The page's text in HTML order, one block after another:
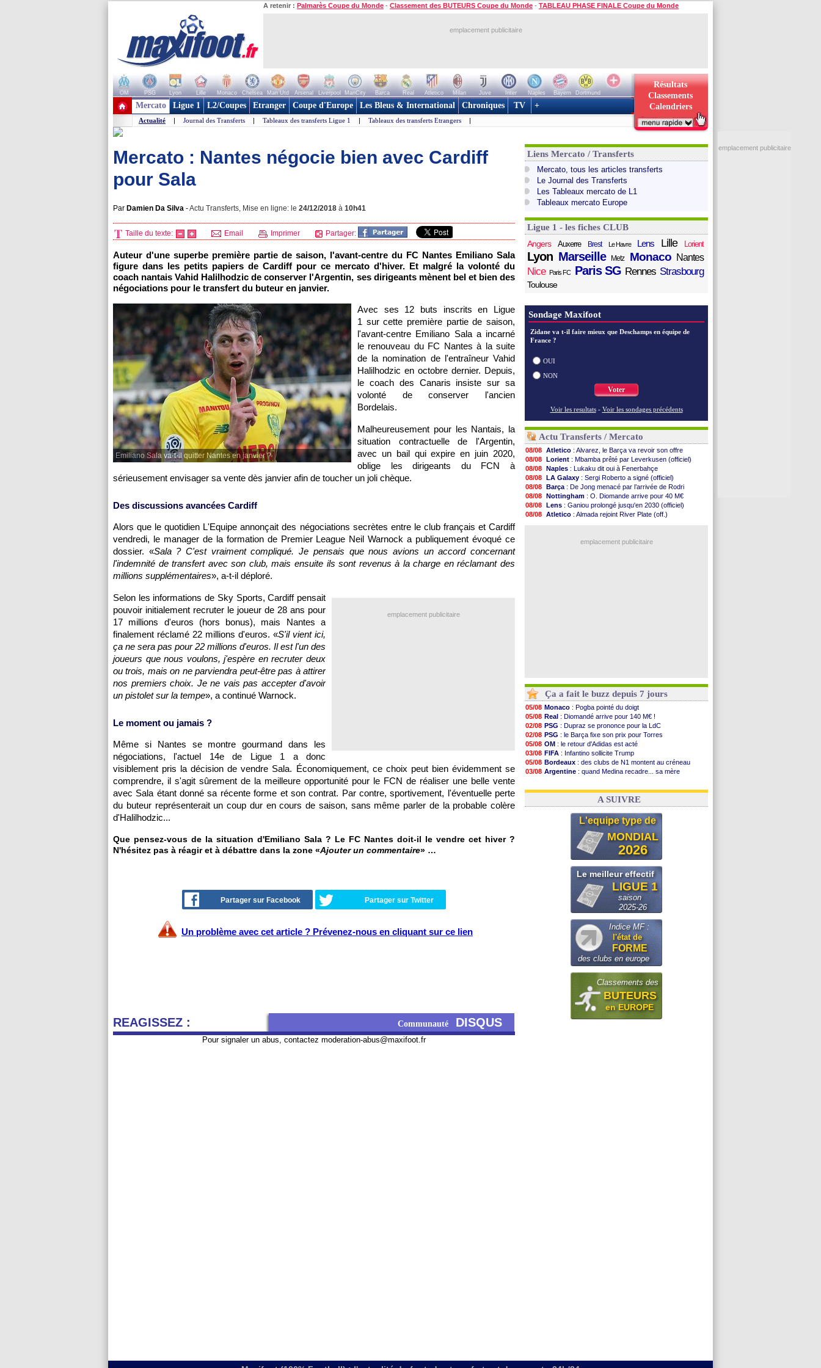
A retenir : Palmarès Coupe du Monde - Classement des BUTEURS Coupe du Monde - TABLEAU PHASE FINALE Coupe du Monde
emplacement publicitaire
OM PSG Lyon Lille Monaco Chelsea Man Utd Arsenal Liverpool ManCity Barca Real Atletico Milan Juve Inter Naples Bayern
Dortmund
+ de clubs
Résultats
Classements
Calendriers
Mercato Ligue 1 L2/Coupes Etranger Coupe d'Europe Les Bleus & International Chroniques TV +
Actualité | Journal des Transferts | Tableaux des transferts Ligue 1 | Tableaux des transferts Etrangers |
Mercato : Nantes négocie bien avec Cardiff
pour Sala
Par Damien Da Silva -Actu Transferts, Mise en ligne: le 24/12/2018 à 10h41
Taille du texte: Email Imprimer Partager:
Auteur d'une superbe première partie de saison, l'avant-centre du FC Nantes Emiliano Sala
figure dans les petits papiers de Cardiff pour ce mercato d'hiver. Et malgré la volonté du
coach nantais Vahid Halilhodzic de conserver l'Argentin, ses dirigeants mènent bel et bien des
négociations pour le transfert du buteur en janvier.
Emiliano Sala va-t-il quitter Nantes en janvier ?
Avec ses 12 buts inscrits en Ligue
1 sur cette première partie de saison,
l'avant-centre Emiliano Sala a incarné
le renouveau du FC Nantes à la suite
de la nomination de l'entraîneur Vahid
Halilhodzic en octobre dernier. Depuis,
le coach des Canaris insiste sur sa
volonté de conserver l'ancien
Bordelais.
Malheureusement pour les Nantais, la
situation contractuelle de l'Argentin,
avec un bail qui expire en juin 2020,
oblige les dirigeants du FCN à
sérieusement envisager sa vente dès janvier afin de toucher un joli chèque.
Des discussions avancées Cardiff
Alors que le quotidien L'Equipe annonçait des négociations secrètes entre le club français et Cardiff
vendredi, le manager de la formation de Premier League Neil Warnock a publiquement évoqué ce
dossier. «Sala ? C'est vraiment compliqué. Je pensais que nous avions un accord concernant
l'indemnité de transfert avec son club, mais ensuite ils sont revenus à la charge en réclamant des
millions supplémentaires», a-t-il déploré.
emplacement publicitaire
Selon les informations de Sky Sports, Cardiff pensait
pouvoir initialement recruter le joueur de 28 ans pour
17 millions d'euros (hors bonus), mais Nantes a
finalement réclamé 22 millions d'euros. «S'il vient ici,
ça ne sera pas pour 22 millions d'euros. Il est l'un des
joueurs que nous voulons, j'espère en recruter deux
ou trois, mais on ne parviendra peut-être pas à attirer
nos premiers choix. Je ne vais pas accepter d'avoir
un pistolet sur la tempe», a continué Warnock.
Le moment ou jamais ?
Même si Nantes se montre gourmand dans les
négociations, l'actuel 14e de Ligue 1 a donc
visiblement pris la décision de vendre Sala. Économiquement, ce choix peut bien évidemment se
comprendre, il s'agit sûrement de la meilleure opportunité pour le FCN de réaliser une belle vente
avec Sala étant donné sa récente forme et son contrat. Par contre, sportivement, l'éventuelle perte
du buteur représenterait un coup dur en cours de saison, sans même parler de la probable colère
d'Halilhodzic...
Que pensez-vous de la situation d'Emiliano Sala ? Le FC Nantes doit-il le vendre cet hiver ?
N'hésitez pas à réagir et à débattre dans la zone «Ajouter un commentaire» …
Partager sur Facebook Partager sur Twitter
Un problème avec cet article ? Prévenez-nous en cliquant sur ce lien
REAGISSEZ : Communauté DISQUS
Pour signaler un abus, contactez moderation-abus@maxifoot.fr
Liens Mercato / Transferts
Mercato, tous les articles transferts
Le Journal des Transferts
Les Tableaux mercato de L1
Tableaux mercato Europe
Ligue 1 - les fiches CLUB
Angers
Auxerre Brest Le Havre Lens Lille Lorient
Lyon Marseille Metz Monaco Nantes
Nice Paris FC Paris SG Rennes Strasbourg
Toulouse
Sondage Maxifoot
Zidane va t-il faire mieux que Deschamps en équipe de
France ?
OUI
NON
Voter
Voir les resultats - Voir les sondages précédents
Actu Transferts / Mercato
08/08 Atletico : Alvarez, le Barça va revoir son offre
08/08 Lorient : Mbamba prêté par Leverkusen (officiel)
08/08 Naples : Lukaku dit oui à Fenerbahçe
08/08 LA Galaxy : Sergi Roberto a signé (officiel)
08/08 Barça : De Jong menacé par l’arrivée de Rodri
08/08 Nottingham : O. Diomande arrive pour 40 M€
08/08 Lens : Ganiou prolongé jusqu'en 2030 (officiel)
08/08 Atletico : Almada rejoint River Plate (off.)
: la piste Goore en attaque
emplacement publicitaire
Ça a fait le buzz depuis 7 jours
05/08 Monaco : Pogba pointé du doigt
05/08 Real : Diomandé arrive pour 140 M€ !
02/08 PSG : Dupraz se prononce pour la LdC
02/08 PSG : le Barça fixe son prix pour Torres
05/08 OM : le retour d'Adidas est acté
03/08 FIFA : Infantino sollicite Trump
05/08 Bordeaux : des clubs de N1 montent au créneau
03/08 Argentine : quand Medina recadre... sa mère
06/08 OM: le club prêt à libérer Kondogbia ?
A SUIVRE
L'equipe type de
MONDIAL
2026
Le meilleur effectif
LIGUE 1
saison
2025-26
Indice MF :
l'état de
FORME
des clubs en europe
Classements des
BUTEURS
en EUROPE
emplacement publicitaire